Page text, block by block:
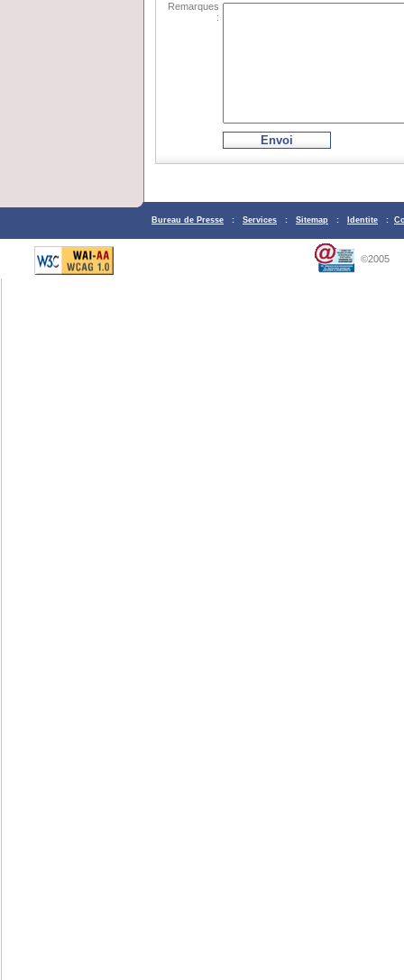
Remarques
:
Envoi
Bureau de Presse : Services : Sitemap : Identite :
©2005